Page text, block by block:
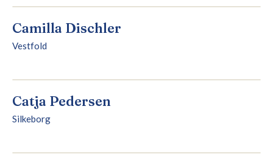
Camilla Dischler
Vestfold
Catja Pedersen
Silkeborg